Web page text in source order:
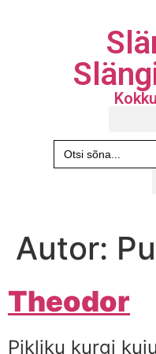
Search
for:
Autor:
Theodor
Pikliku kurgi